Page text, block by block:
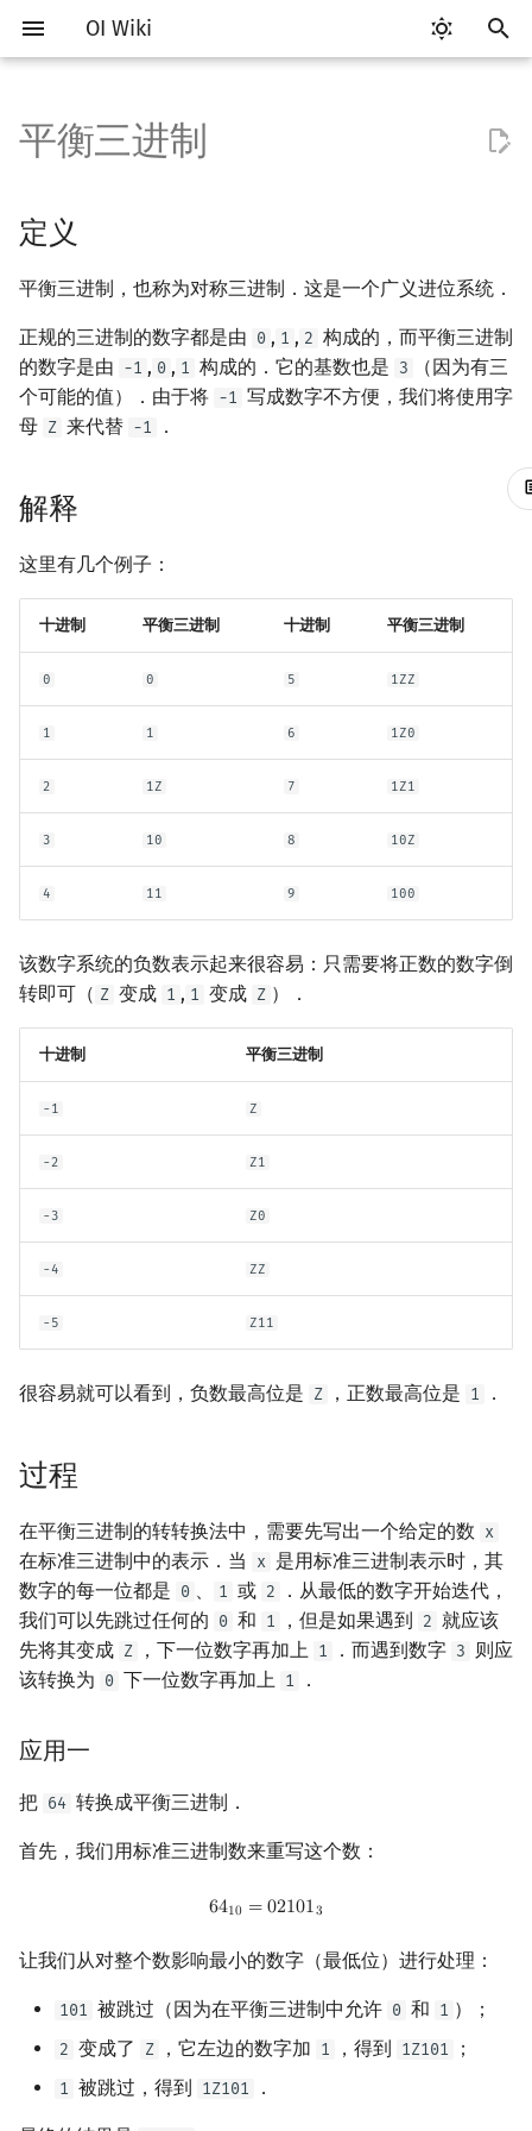
OI Wiki
入
始
搜
索
Getting Started
关于本项目
如何参与
OI Wiki 不是什么
格式手册
F.A.Q.
镜像站列表
致谢
比赛相关简介
赛事
题型
学习路线
学习资源
常见错误
常见技巧
出题
工具软件简介
代码编辑工具
VS Code
Atom
Eclipse
CLion
Sublime Text
CP Editor
Code::Blocks
评测工具 Cena
CCR Plus
Lemon
命令行
命令行编译与调试
WSL (Windows 10)
Special Judge
Testlib
Generator
Validator
Interactor
Polygon
OJ 工具
Git
语言基础简介
C++ 基础
变量
运算
流程控制语句
C++ 标准库 STL 算法
bitset
string
C++ 进阶
值类别
重载运算符
引用
pb_ds
C++ 与其他常用语言的区别
Python 速成
Java 速成
Java 进阶
算法基础简介
复杂度
枚举
模拟
递归 & 分治
排序
冒泡排序
插入排序
计数排序
堆排序
Tim 排序
排序相关 STL
排序应用
前缀和 & 差分
二分
倍增
构造
搜索部分简介
DFS（搜索）
BFS（搜索）
双向搜索
启发式搜索
迭代加深搜索
IDA*
回溯法
Dancing Links
Alpha–Beta 剪枝
动态规划部分简介
动态规划基础
记忆化搜索
背包 DP
区间 DP
树形 DP
状压 DP
数位 DP
插头 DP
计数 DP
概率 DP
DP 套 DP
DP 优化
斜率优化
四边形不等式优化
Slope Trick 优化
其它 DP 方法
字符串部分简介
字符串基础
标准库
字符串匹配
字符串哈希
前缀函数与 KMP 算法
Boyer–Moore 算法
Z 函数（扩展 KMP）
AC 自动机
后缀数组 (SA)
后缀平衡树
广义后缀自动机
后缀树
Manacher
序列自动机
最小表示法
Lyndon 分解
Main–Lorentz 算法
定义
解释
过程
应用一
应用二
练习题
数论基础
模算术简介
素数
最大公约数
欧拉函数
分解质因数
裴蜀定理 & 一次不定方程
费马小定理 & 欧拉定理
模逆元
线性同余方程
升幂引理
阶乘取模
卢卡斯定理
同余方程
阶 & 原根
离散对数
高次剩余 & 单位根
数论分块
狄利克雷卷积
Powerful Number 筛
Min_25 筛
洲阁筛
类欧几里德算法
Meissel–Lehmer 算法
连分数
Stern–Brocot 树与 Farey 序列
二次域
多项式与生成函数简介
代数基本定理
快速傅里叶变换
快速数论变换
快速沃尔什变换
多项式牛顿迭代
多项式多点求值|快速插值
多项式初等函数
常系数齐次线性递推
多项式平移|连续点值平移
Lagrange 反演
形式幂级数复合|复合逆
普通生成函数
指数生成函数
排列组合
抽屉原理
容斥原理
斐波那契数列
错位排列
斯特林数
贝尔数
伯努利数
Entringer Number
Eulerian Number
范德蒙德卷积
Pólya 计数
图论计数
线性代数简介
向量
内积和外积
矩阵
初等变换
线性空间
线性基
线性映射
特征多项式
对角化
线性规划基础
单纯形法
基本概念
群论
环论
域论
Schreier–Sims 算法
基本概念
条件概率与独立性
随机变量
随机变量的数字特征
概率不等式
博弈论简介
公平组合游戏
零和游戏
非公平组合游戏
插值
数值积分
高斯消元
牛顿迭代法
数据结构部分简介
栈
队列
链表
哈希表
堆
配对堆
左偏树
块状数据结构
块状链表
树分块
Sqrt Tree
单调栈
单调队列
ST 表
线段树
李超线段树
猫树
区间最值操作 & 区间历史
Kinetic Tournament Tree
划分树
二叉搜索树 & 平衡树
Splay 树
WBLT
替罪羊树
红黑树
左偏红黑树
跳表
可持久化块状数组
可持久化平衡树
可持久化字典树
树套树
线段树套平衡树
树状数组套权值线段树
分块套树状数组
K-D Tree
动态树
Euler Tour Tree
Top Tree
析合树
PQ 树
图论部分简介
图论相关概念
图的存储
DFS（图论）
BFS（图论）
树的中心
树的重心
最近公共祖先
树分治
动态树分治
树上随机游走
有向无环图
拓扑排序
最短路问题
k 短路
同余最短路
生成树问题
最小直径生成树
斯坦纳树
连通性相关
割点和桥
圆方树
点/边连通度
环计数问题
最小环
2-SAT
哈密顿图
二分图
平面图
弦图
图的着色
最小割
费用流
上下界网络流
二分图最大权匹配
一般图最大匹配
一般图最大权匹配
Prüfer 序列
矩阵树定理
LGV 引理
最大团搜索算法
支配树
图上随机游走
计算几何部分简介
二维计算几何基础
三维计算几何基础
距离
Pick 定理
凸包
扫描线
旋转卡壳
半平面交
平面最近点对
反演变换
计算几何杂项
杂项简介
离散化
双指针
离线算法
整体二分
莫队算法
分数规划
爬山算法
模拟退火
悬线法
有限状态自动机
计算理论基础
字节顺序
约瑟夫问题
在一台机器上规划任务
主元素问题
Garsia–Wachs 算法
15-puzzle
珂朵莉树/颜色段均摊
空间优化简介
RMQ
并查集应用
括号序列
线段树与离线询问
平衡三进制
定义
平衡三进制，也称为对称三进制．这是一个广义进位系统．
正规的三进制的数字都是由 0 , 1 , 2 构成的，而平衡三进制
的数字是由 -1 , 0 , 1 构成的．它的基数也是 3
（因为有三
个可能的值）．由于将 -1 写成数字不方便，我们将使用字
母 Z 来代替 -1 ．
解释
这里有几个例子：
十进制 平衡三进制 十进制 平衡三进制
0 0 5 1ZZ
1 1 6 1Z0
2 1Z 7 1Z1
3 10 8 10Z
4 11 9 100
该数字系统的负数表示起来很容易：只需要将正数的数字倒
转即可（ Z 变成 1 , 1 变成 Z ）．
十进制 平衡三进制
-1 Z
-2 Z1
-3 Z0
-4 ZZ
-5 Z11
很容易就可以看到，负数最高位是 Z ，正数最高位是 1 ．
过程
在平衡三进制的转转换法中，需要先写出一个给定的数 x
在标准三进制中的表示．当 x 是用标准三进制表示时，其
数字的每一位都是 0 、 1 或 2
．从最低的数字开始迭代，
我们可以先跳过任何的 0 和 1 ，但是如果遇到 2 就应该
先将其变成 Z ，下一位数字再加上 1 ．而遇到数字 3
则应
该转换为 0 下一位数字再加上 1 ．
应用一
把 64 转换成平衡三进制．
首先，我们用标准三进制数来重写这个数：
6410 = 021013
6410=021013
让我们从对整个数影响最小的数字（最低位）进行处理：
101 被跳过（因为在平衡三进制中允许 0 和 1 ）；
2 变成了 Z ，它左边的数字加 1 ，得到 1Z101 ；
1 被跳过，得到 1Z101 ．